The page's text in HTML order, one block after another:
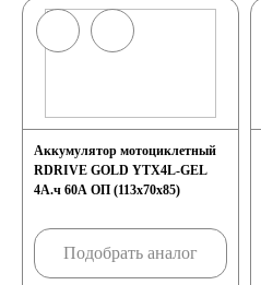
Аккумулятор мотоциклетный
RDRIVE GOLD YTX4L-GEL
4А.ч 60А ОП (113x70x85)
Подобрать аналог